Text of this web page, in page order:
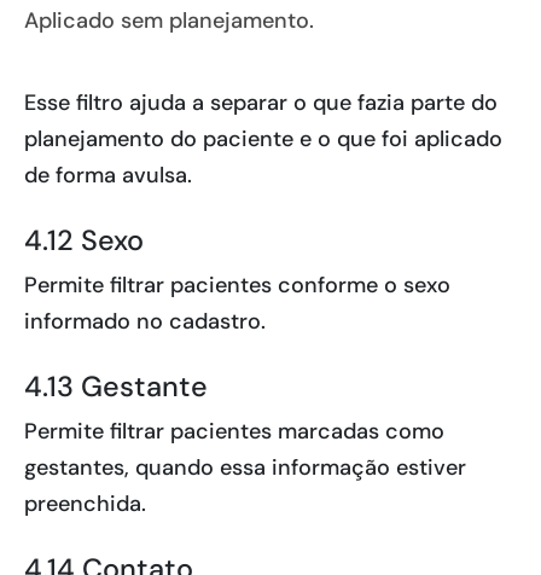
Aplicado sem planejamento.
Esse filtro ajuda a separar o que fazia parte do
planejamento do paciente e o que foi aplicado
de forma avulsa.
4.12 Sexo
Permite filtrar pacientes conforme o sexo
informado no cadastro.
4.13 Gestante
Permite filtrar pacientes marcadas como
gestantes, quando essa informação estiver
preenchida.